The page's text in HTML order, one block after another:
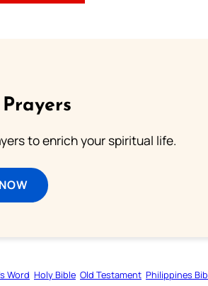
to enrich your spiritual life.
Word Holy Bible Old Testament Philippines